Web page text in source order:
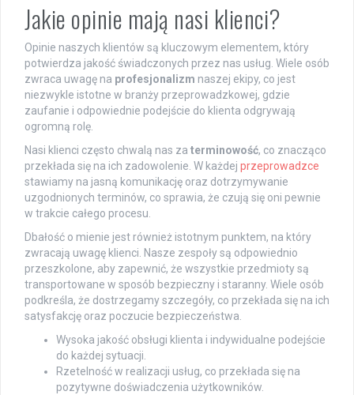
Jakie opinie mają nasi klienci?
Opinie naszych klientów są kluczowym elementem, który
potwierdza jakość świadczonych przez nas usług. Wiele osób
zwraca uwagę na profesjonalizm naszej ekipy, co jest
niezwykle istotne w branży przeprowadzkowej, gdzie
zaufanie i odpowiednie podejście do klienta odgrywają
ogromną rolę.
Nasi klienci często chwalą nas za terminowość, co znacząco
przekłada się na ich zadowolenie. W każdej przeprowadzce
stawiamy na jasną komunikację oraz dotrzymywanie
uzgodnionych terminów, co sprawia, że czują się oni pewnie
w trakcie całego procesu.
Dbałość o mienie jest również istotnym punktem, na który
zwracają uwagę klienci. Nasze zespoły są odpowiednio
przeszkolone, aby zapewnić, że wszystkie przedmioty są
transportowane w sposób bezpieczny i staranny. Wiele osób
podkreśla, że dostrzegamy szczegóły, co przekłada się na ich
satysfakcję oraz poczucie bezpieczeństwa.
Wysoka jakość obsługi klienta i indywidualne podejście
do każdej sytuacji.
Rzetelność w realizacji usług, co przekłada się na
pozytywne doświadczenia użytkowników.